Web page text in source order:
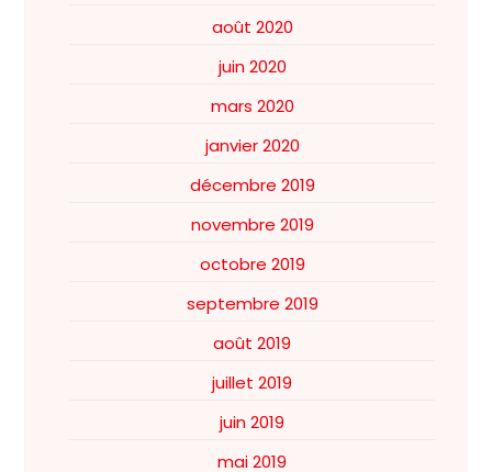
août 2020
juin 2020
mars 2020
janvier 2020
décembre 2019
novembre 2019
octobre 2019
septembre 2019
août 2019
juillet 2019
juin 2019
mai 2019